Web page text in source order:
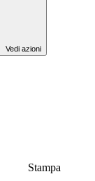
Vedi azioni
Stampa